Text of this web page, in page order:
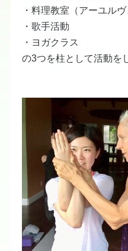
・料理教室（アーユルヴ
・歌手活動
・ヨガクラス
の3つを柱として活動を